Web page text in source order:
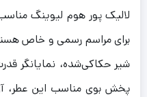
لالیک پور هوم لیوینگ
برای مراسم رسمی و خاص
شیر حکاکی‌شده، نمایانگر
پخش بوی مناسب این عطر،